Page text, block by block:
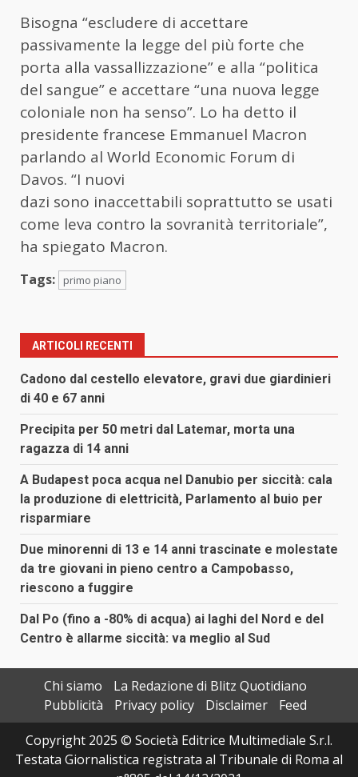
Bisogna “escludere di accettare
passivamente la legge del più forte che
porta alla vassallizzazione” e alla “politica
del sangue” e accettare “una nuova legge
coloniale non ha senso”. Lo ha detto il
presidente francese Emmanuel Macron
parlando al World Economic Forum di
Davos. “I nuovi
dazi sono inaccettabili soprattutto se usati
come leva contro la sovranità territoriale”,
ha spiegato Macron.
Tags: primo piano
ARTICOLI RECENTI
Cadono dal cestello elevatore, gravi due giardinieri
di 40 e 67 anni
Precipita per 50 metri dal Latemar, morta una
ragazza di 14 anni
A Budapest poca acqua nel Danubio per siccità: cala
la produzione di elettricità, Parlamento al buio per
risparmiare
Due minorenni di 13 e 14 anni trascinate e molestate
da tre giovani in pieno centro a Campobasso,
riescono a fuggire
Dal Po (fino a -80% di acqua) ai laghi del Nord e del
Centro è allarme siccità: va meglio al Sud
Chi siamo
La Redazione di Blitz Quotidiano
Pubblicità
Privacy policy Disclaimer
Feed
Copyright 2025 © Società Editrice Multimediale S.r.l.
Testata Giornalistica registrata al Tribunale di Roma al